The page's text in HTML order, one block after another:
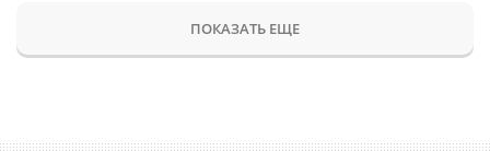
ПОКАЗАТЬ ЕЩЕ